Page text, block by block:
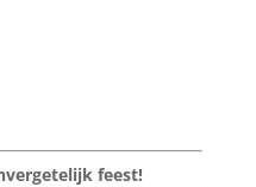
feest!